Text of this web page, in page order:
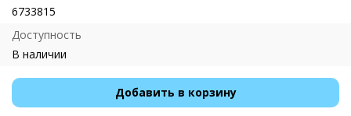
6733815
Доступность
В наличии
Добавить в корзину